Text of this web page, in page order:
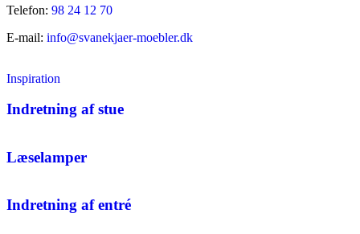
Telefon: 98 24 12 70
E-mail: info@svanekjaer-moebler.dk
Inspiration
Indretning af stue
Læselamper
Indretning af entré